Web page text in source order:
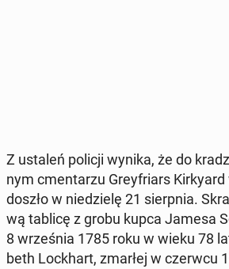
Z ustaleń policji wynika, że do
nym cmen­ta­rzu Grey­friars Kir­ky­ard
doszło w nie­dzie­lę 21 sierp­nia.
wą tablicę z grobu kupca Jamesa
8 wrze­śnia 1785 roku w wieku 78
beth Loc­khart, zmarłej w czerwcu